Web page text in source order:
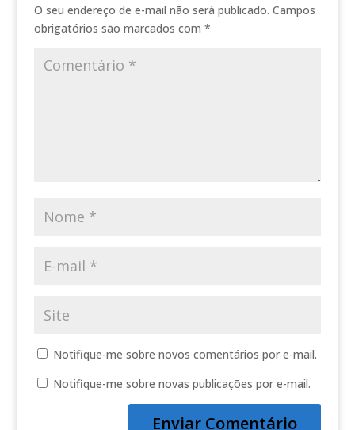
O seu endereço de e-mail não será publicado. Campos
obrigatórios são marcados com *
Notifique-me sobre novos comentários por e-mail.
Notifique-me sobre novas publicações por e-mail.